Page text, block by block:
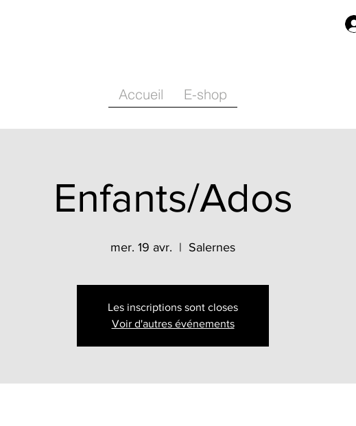
Accueil E-shop
Enfants/Ados
mer. 19 avr.
  |
Salernes
Les inscriptions sont closes
Voir d'autres événements